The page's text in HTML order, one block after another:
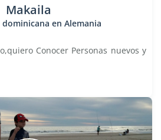
Makaila
en Alemania
Conocer Personas nuevos y